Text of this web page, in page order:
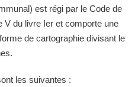
est régi par le Code de
V du livre Ier et comporte une
de cartographie divisant le
les suivantes :